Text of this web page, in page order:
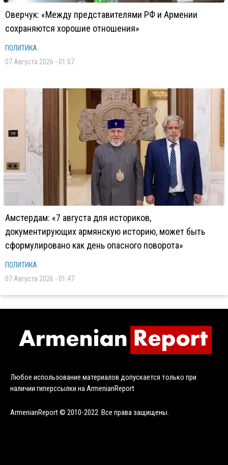
Оверчук: «Между представителями РФ и Армении
сохраняются хорошие отношения»
ПОЛИТИКА
07 Августа 2026 - 01:57
Амстердам: «7 августа для историков,
документирующих армянскую историю, может быть
сформулировано как день опасного поворота»
ПОЛИТИКА
07 Августа 2026 - 01:47
Любое использование материалов допускается только при
наличии гиперссылки на ArmenianReport
ArmenianReport © 2010-2022. Все права защищены.